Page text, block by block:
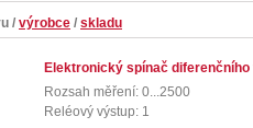
/ výrobce / skladu
Elektronický spínač diferenčního
Rozsah měření: 0...2500
Reléový výstup: 1